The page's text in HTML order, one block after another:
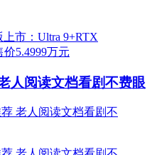
人阅读文档看剧不费眼